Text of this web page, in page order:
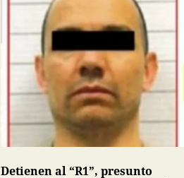
Detienen al “R1”, presunto